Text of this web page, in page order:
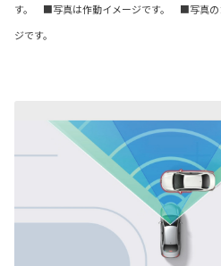
す。 ■写真は作動イメージです。 ■写真の
ジです。